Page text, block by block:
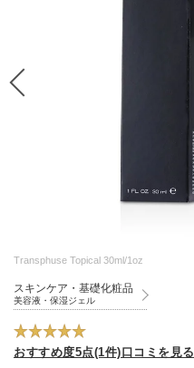
Transphuse Topical 30ml/1oz
スキンケア・基礎化粧品
美容液・保湿ジェル
おすすめ度5点(1件)口コミを見る